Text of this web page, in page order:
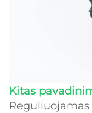
Kitas